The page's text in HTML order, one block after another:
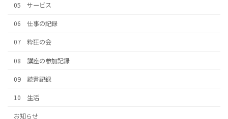
05 サービス
06 仕事の記録
07 粋狂の会
08 講座の参加記録
09 読書記録
10 生活
お知らせ